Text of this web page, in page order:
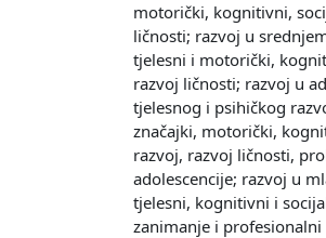
motorički, kognitivni,
ličnosti; razvoj u
tjelesni i motorički,
razvoj ličnosti; razvoj u
tjelesnog i psihičkog
značajki, motorički,
razvoj, razvoj ličnosti,
adolescencije; razvoj u
tjelesni, kognitivni i
zanimanje i